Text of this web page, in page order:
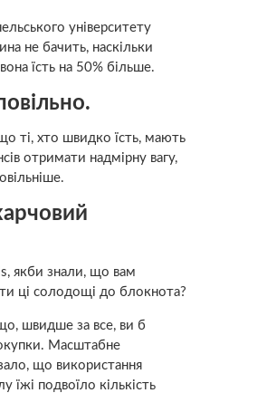
університету
не бачить, наскільки
їсть на 50% більше.
ті, хто швидко їсть, мають
отримати надмірну вагу,
якби знали, що вам
ці солодощі до блокнота?
швидше за все, ви б
Масштабне
що використання
їжі подвоїло кількість